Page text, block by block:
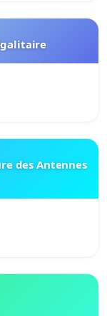
des Antennes